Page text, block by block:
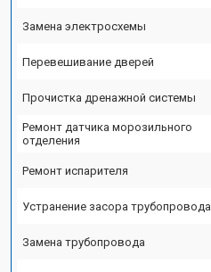
Замена электросхемы
Перевешивание дверей
Прочистка дренажной системы
Ремонт датчика морозильного
отделения
Ремонт испарителя
Устранение засора трубопровода
Замена трубопровода